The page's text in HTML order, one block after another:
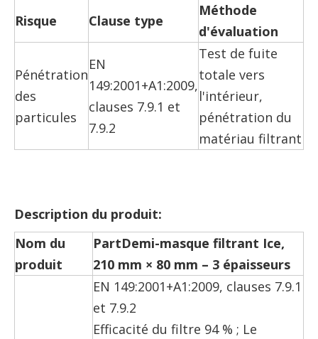
Risque Clause type
Méthode
d'évaluation
Pénétration
des
particules
EN
149:2001+A1:2009,
clauses 7.9.1 et
7.9.2
Test de fuite
totale vers
l'intérieur,
pénétration du
matériau filtrant
Description du produit:
Nom du
produit
PartDemi-masque filtrant Ice,
210 mm × 80 mm – 3 épaisseurs
EN 149:2001+A1:2009, clauses 7.9.1
et 7.9.2
Efficacité du filtre 94 % ; Le